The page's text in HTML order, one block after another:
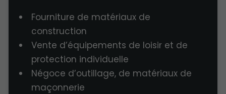
Fourniture de matériaux de
construction
Vente d’équipements de loisir et de
protection individuelle
Négoce d’outillage, de matériaux de
maçonnerie